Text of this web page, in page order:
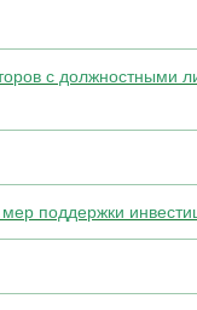
с должностными
поддержки